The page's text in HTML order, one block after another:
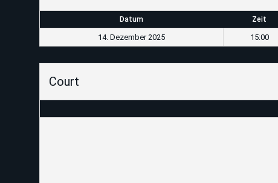
Datum Zeit
14. Dezember 2025 15:00
Court